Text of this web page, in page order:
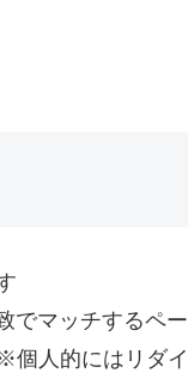
でマッチするペー
個人的にはリダイ